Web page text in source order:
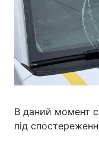
В даний момент
під